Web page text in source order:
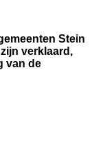
Stein
verklaard,
van de